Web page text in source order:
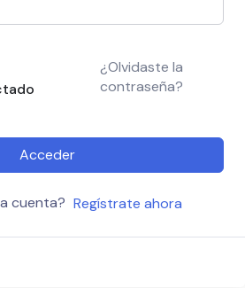
¿Olvidaste la
contraseña?
Acceder
cuenta? Regístrate ahora